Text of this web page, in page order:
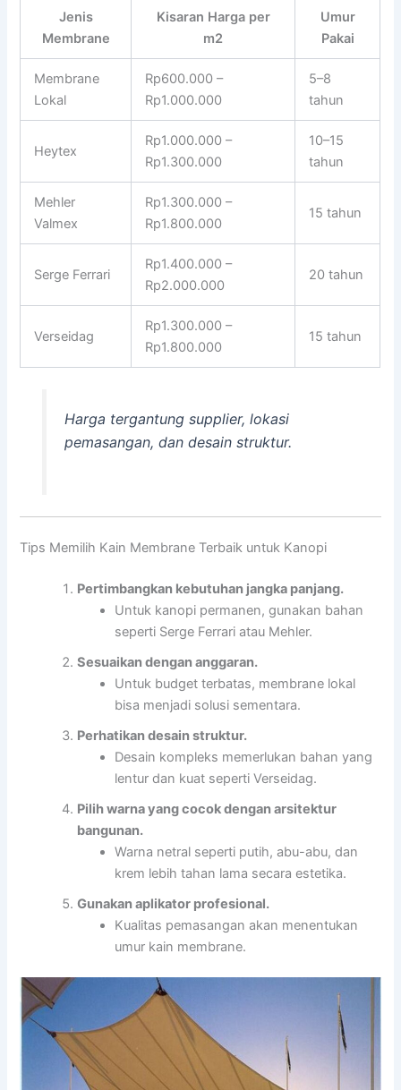
Jenis
Membrane
Kisaran Harga per
m2
Umur
Pakai
Membrane
Lokal
Rp600.000 –
Rp1.000.000
5–8
tahun
Heytex
Rp1.000.000 –
Rp1.300.000
10–15
tahun
Mehler
Valmex
Rp1.300.000 –
Rp1.800.000
15 tahun
Serge Ferrari
Rp1.400.000 –
Rp2.000.000
20 tahun
Verseidag
Rp1.300.000 –
Rp1.800.000
15 tahun
Harga tergantung supplier, lokasi
pemasangan, dan desain struktur.
Tips Memilih Kain Membrane Terbaik untuk Kanopi
Pertimbangkan kebutuhan jangka panjang.
Untuk kanopi permanen, gunakan bahan
seperti Serge Ferrari atau Mehler.
Sesuaikan dengan anggaran.
Untuk budget terbatas, membrane lokal
bisa menjadi solusi sementara.
Perhatikan desain struktur.
Desain kompleks memerlukan bahan yang
lentur dan kuat seperti Verseidag.
Pilih warna yang cocok dengan arsitektur
bangunan.
Warna netral seperti putih, abu-abu, dan
krem lebih tahan lama secara estetika.
Gunakan aplikator profesional.
Kualitas pemasangan akan menentukan
umur kain membrane.